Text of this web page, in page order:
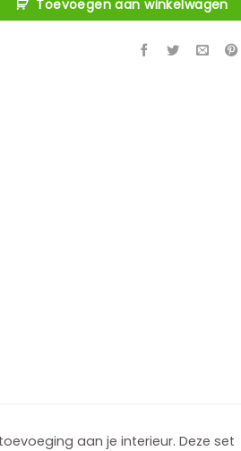
Toevoegen aan winkelwagen
aan je interieur. Deze set